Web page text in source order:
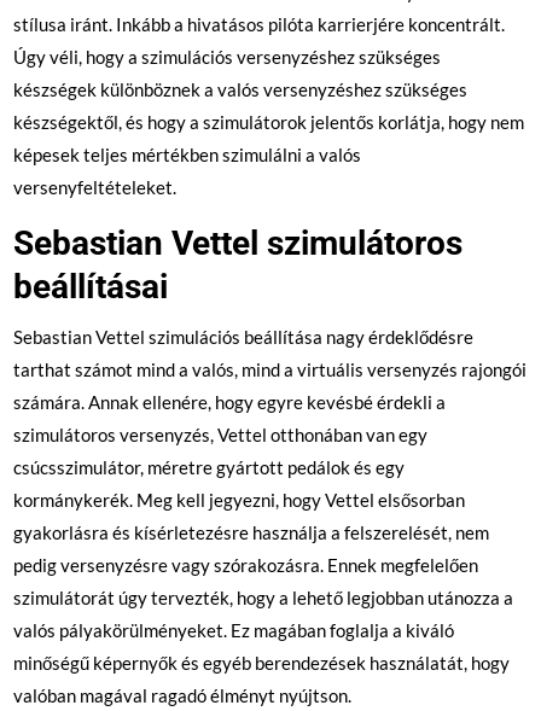
stílusa iránt. Inkább a hivatásos pilóta karrierjére koncentrált.
Úgy véli, hogy a szimulációs versenyzéshez szükséges
készségek különböznek a valós versenyzéshez szükséges
készségektől, és hogy a szimulátorok jelentős korlátja, hogy nem
képesek teljes mértékben szimulálni a valós
versenyfeltételeket.
Sebastian Vettel szimulátoros
beállításai
Sebastian Vettel szimulációs beállítása nagy érdeklődésre
tarthat számot mind a valós, mind a virtuális versenyzés rajongói
számára. Annak ellenére, hogy egyre kevésbé érdekli a
szimulátoros versenyzés, Vettel otthonában van egy
csúcsszimulátor, méretre gyártott pedálok és egy
kormánykerék. Meg kell jegyezni, hogy Vettel elsősorban
gyakorlásra és kísérletezésre használja a felszerelését, nem
pedig versenyzésre vagy szórakozásra. Ennek megfelelően
szimulátorát úgy tervezték, hogy a lehető legjobban utánozza a
valós pályakörülményeket. Ez magában foglalja a kiváló
minőségű képernyők és egyéb berendezések használatát, hogy
valóban magával ragadó élményt nyújtson.